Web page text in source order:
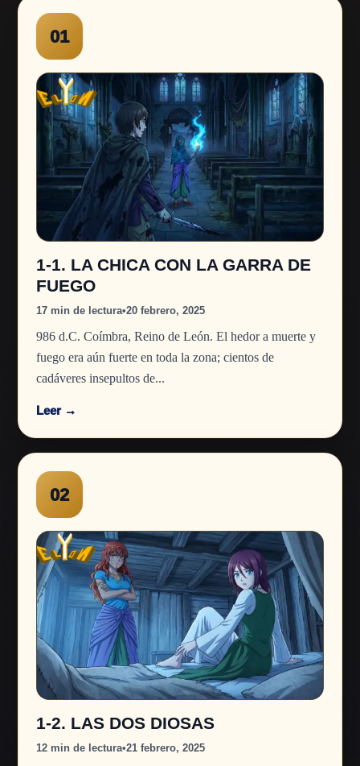
01
1-1. LA CHICA CON LA GARRA DE
FUEGO
17 min de lectura•20 febrero, 2025
986 d.C. Coímbra, Reino de León. El hedor a muerte y
fuego era aún fuerte en toda la zona; cientos de
cadáveres insepultos de...
Leer →
02
1-2. LAS DOS DIOSAS
12 min de lectura•21 febrero, 2025